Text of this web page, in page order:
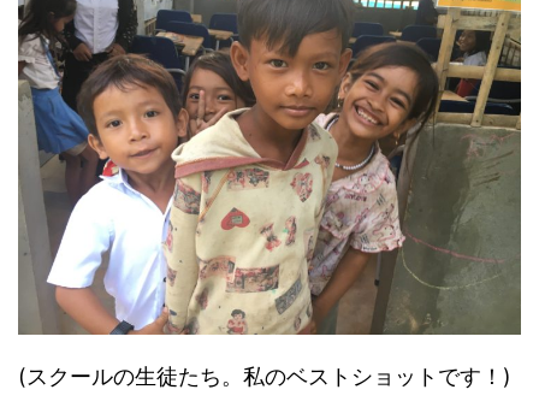
(スクールの生徒たち。私のベストショットです！)